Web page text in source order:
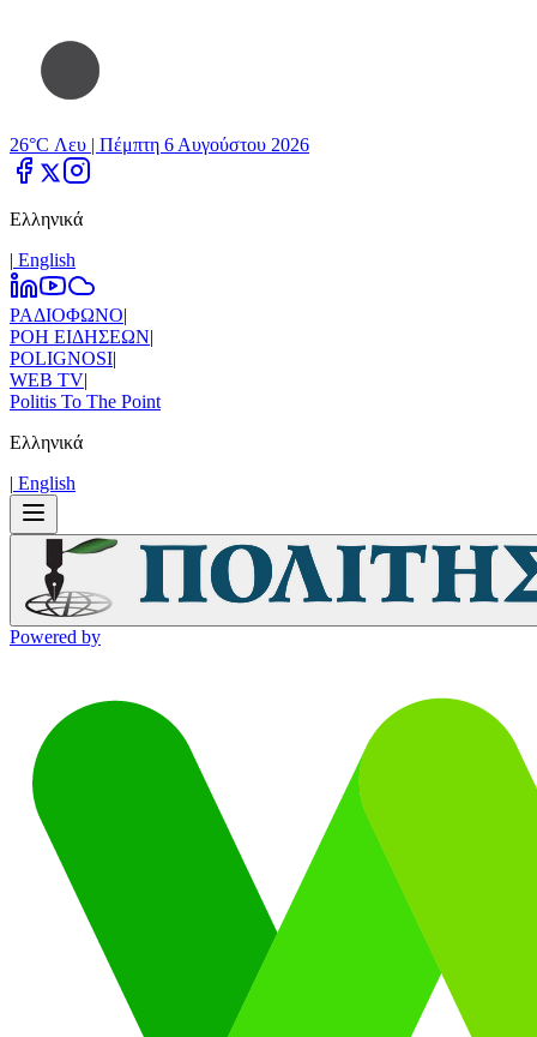
26°C Λευ | Πέμπτη 6 Αυγούστου 2026
Ελληνικά
| Εnglish
ΡΑΔΙΟΦΩΝΟ|
ΡΟΗ ΕΙΔΗΣΕΩΝ|
POLIGNOSI|
WEB TV|
Politis To The Point
Ελληνικά
| Εnglish
Powered by